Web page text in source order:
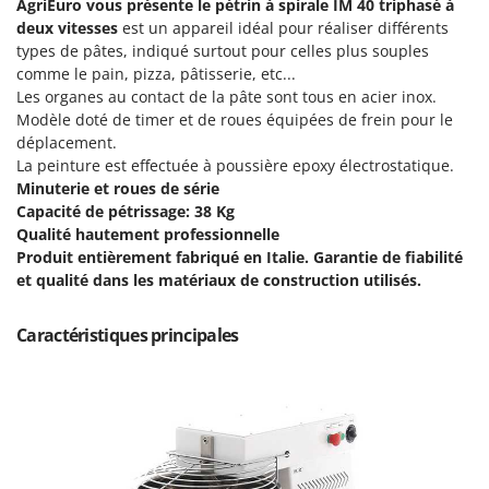
Machines pour la transformation des fruits
Machines sous vide
Motobineuses
Motoculteurs
Motofaucheuses
Motopompes pour irrigation
Moulins à céréales électriques
Moulins à farine
N
Nettoyeurs haute pression
Peignes vibreurs et Secoueurs à olives
Pelles rétros pour tracteur
Famur
FARMER
FBC
Ferrari Group
Ferroni
Ferrua
FIAC
FIEM
Fimar
Fiorentini
Forest Master
AgriEuro vous présente le pétrin à spirale IM 40 triphasé à
deux vitesses est un appareil idéal pour réaliser différents
types de pâtes, indiqué surtout pour celles plus souples
comme le pain, pizza, pâtisserie, etc...
Les organes au contact de la pâte sont tous en acier inox.
Modèle doté de timer et de roues équipées de frein pour le
déplacement.
La peinture est effectuée à poussière epoxy électrostatique.
Minuterie et roues de série
Capacité de pétrissage: 38 Kg
Qualité hautement professionnelle
Produit entièrement fabriqué en Italie. Garantie de fiabilité
et qualité dans les matériaux de construction utilisés.
Caractéristiques principales